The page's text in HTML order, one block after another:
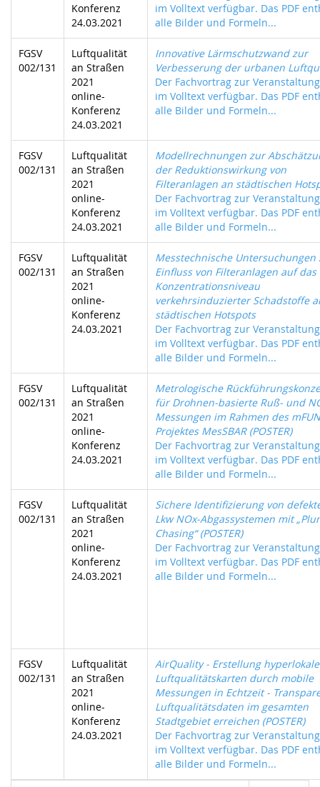
Konferenz
24.03.2021
im Volltext verfügbar. Das PDF
alle Bilder und Formeln...
FGSV
002/131
Luftqualität
an Straßen
2021
online-
Konferenz
24.03.2021
Innovative Lärmschutzwand zur
Verbesserung der urbanen
Der Fachvortrag zur
im Volltext verfügbar. Das PDF
alle Bilder und Formeln...
FGSV
002/131
Luftqualität
an Straßen
2021
online-
Konferenz
24.03.2021
Modellrechnungen zur
der Reduktionswirkung von
Filteranlagen an städtischen
Der Fachvortrag zur
im Volltext verfügbar. Das PDF
alle Bilder und Formeln...
FGSV
002/131
Luftqualität
an Straßen
2021
online-
Konferenz
24.03.2021
Messtechnische Untersuchungen
Einfluss von Filteranlagen auf das
Konzentrationsniveau
verkehrsinduzierter Schadstoffe
städtischen Hotspots
Der Fachvortrag zur
im Volltext verfügbar. Das PDF
alle Bilder und Formeln...
FGSV
002/131
Luftqualität
an Straßen
2021
online-
Konferenz
24.03.2021
Metrologische
für Drohnen-basierte Ruß- und
Messungen im Rahmen des
Projektes MesSBAR (POSTER)
Der Fachvortrag zur
im Volltext verfügbar. Das PDF
alle Bilder und Formeln...
FGSV
002/131
Luftqualität
an Straßen
2021
online-
Konferenz
24.03.2021
Sichere Identifizierung von
Lkw NOx-Abgassystemen mit
Chasing“ (POSTER)
Der Fachvortrag zur
im Volltext verfügbar. Das PDF
alle Bilder und Formeln...
FGSV
002/131
Luftqualität
an Straßen
2021
online-
Konferenz
24.03.2021
AirQuality - Erstellung
Luftqualitätskarten durch mobile
Messungen in Echtzeit -
Luftqualitätsdaten im gesamten
Stadtgebiet erreichen (POSTER)
Der Fachvortrag zur
im Volltext verfügbar. Das PDF
alle Bilder und Formeln...